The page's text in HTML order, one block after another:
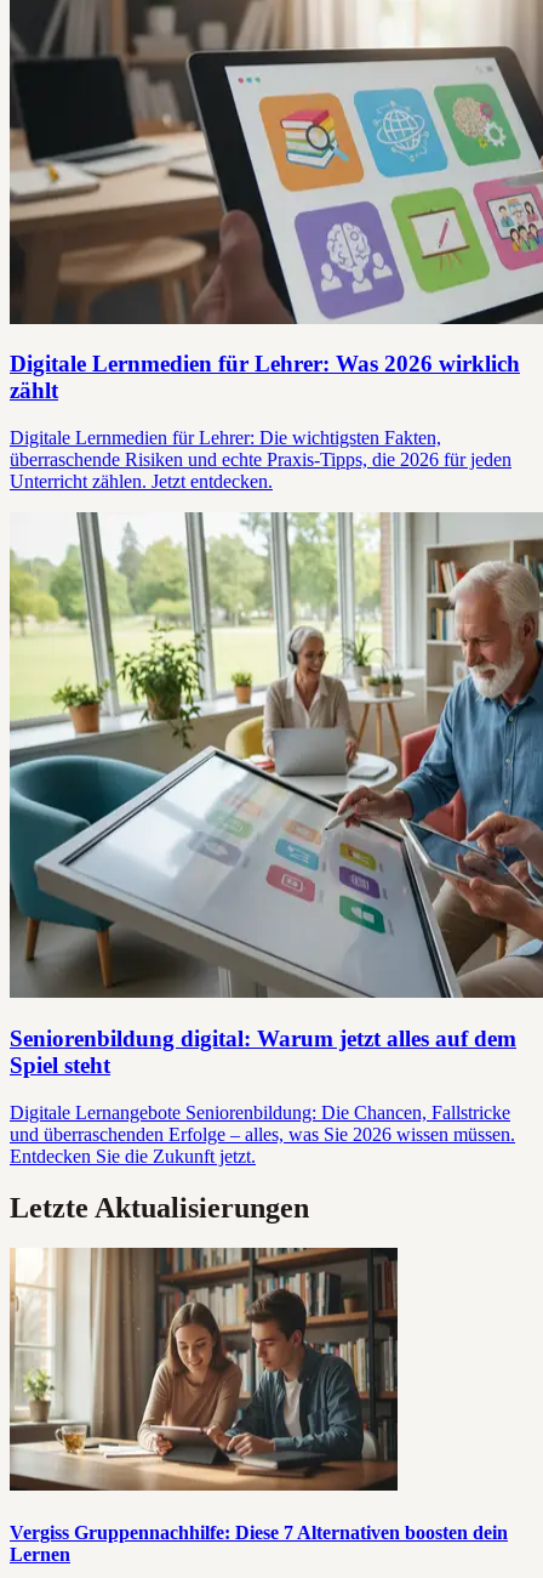
Digitale Lernmedien für Lehrer: Was 2026 wirklich
zählt
Digitale Lernmedien für Lehrer: Die wichtigsten Fakten,
überraschende Risiken und echte Praxis-Tipps, die 2026 für jeden
Unterricht zählen. Jetzt entdecken.
Seniorenbildung digital: Warum jetzt alles auf dem
Spiel steht
Digitale Lernangebote Seniorenbildung: Die Chancen, Fallstricke
und überraschenden Erfolge – alles, was Sie 2026 wissen müssen.
Entdecken Sie die Zukunft jetzt.
Letzte Aktualisierungen
Vergiss Gruppennachhilfe: Diese 7 Alternativen boosten dein
Lernen